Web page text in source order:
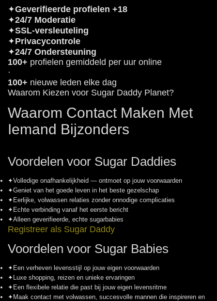
✦Geverifieerde profielen +18
✦24/7 Moderatie
✦SSL-versleuteling
✦Privacycontrole
✦24/7 Ondersteuning
100+ profielen gemiddeld per uur online
·
100+ nieuwe leden elke dag
Waarom Kiezen voor Sugar Daddy Planet?
Waarom Contact Maken Met
Iemand Bijzonders
Voordelen voor Sugar Daddies
✦Volledige onafhankelijkheid — ontmoet op jouw voorwaarden
✦Geniet van het goede leven in het beste gezelschap
✦ Eerlijke, volwassen relaties zonder onnodige complicaties
✦ Echte verbinding vanaf het eerste bericht
✦Alleen geverifieerde, echte sugarbabies
Registreer als Sugar Daddy
Voordelen voor Sugar Babies
✦ Een verheven levensstijl op jouw eigen voorwaarden
✦ Luxe shopping, reizen en unieke ervaringen
✦ Een flexibele relatie die past bij jouw eigen levensritme
✦ Maak contact met volwassen, succesvolle mannen die inspireren en